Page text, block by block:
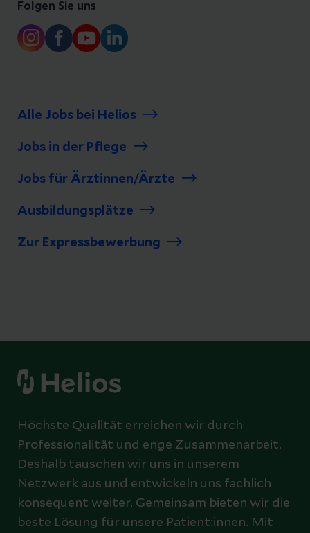
Folgen Sie uns
Alle Jobs bei Helios
Jobs in der Pflege
Jobs für Ärztinnen/Ärzte
Ausbildungsplätze
Zur Expressbewerbung
Höchste Qualität erreichen wir durch
Professionalität und enge Zusammenarbeit.
Deshalb tauschen wir uns in unserem
Netzwerk aus und entwickeln uns fachlich
konsequent weiter. Gemeinsam bieten wir die
beste Lösung für unsere Patient:innen. Mit